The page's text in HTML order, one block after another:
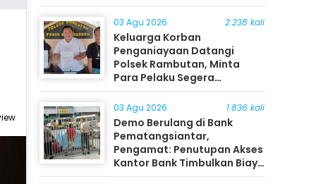
03 Agu 2026 2.238 kali
Keluarga Korban
Penganiayaan Datangi
Polsek Rambutan, Minta
Para Pelaku Segera
Ditangkap
03 Agu 2026 1.836 kali
Demo Berulang di Bank
Pematangsiantar,
Pengamat: Penutupan Akses
Kantor Bank Timbulkan Biaya
Ekonomi bagi Masyarakat